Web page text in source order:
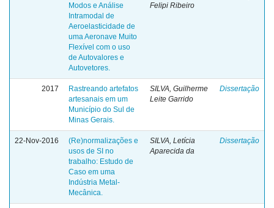
Modos e Análise
Intramodal de
Aeroelasticidade de
uma Aeronave Muito
Flexível com o uso
de Autovalores e
Autovetores.
Felipi Ribeiro
2017
Rastreando artefatos
artesanais em um
Município do Sul de
Minas Gerais.
SILVA, Guilherme
Leite Garrido
Dissertação
22-Nov-2016
(Re)normalizações e
usos de SI no
trabalho: Estudo de
Caso em uma
Indústria Metal-
Mecânica.
SILVA, Letícia
Aparecida da
Dissertação